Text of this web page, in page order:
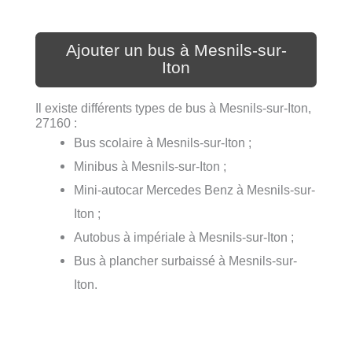
Ajouter un bus à Mesnils-sur-
Iton
Il existe différents types de bus à Mesnils-sur-Iton,
27160 :
Bus scolaire à Mesnils-sur-Iton ;
Minibus à Mesnils-sur-Iton ;
Mini-autocar Mercedes Benz à Mesnils-sur-
Iton ;
Autobus à impériale à Mesnils-sur-Iton ;
Bus à plancher surbaissé à Mesnils-sur-
Iton.